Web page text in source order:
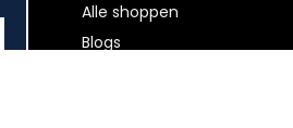
Alle shoppen
Blogs